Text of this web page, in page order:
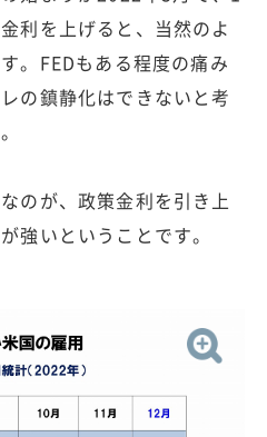
利を上げると、当然のよ
。FEDもある程度の痛み
の鎮静化はできないと考
のが、政策金利を引き上
強いということです。